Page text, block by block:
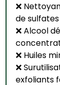
❌
de
❌ Alcool
❌ Huiles
❌
exfoliants